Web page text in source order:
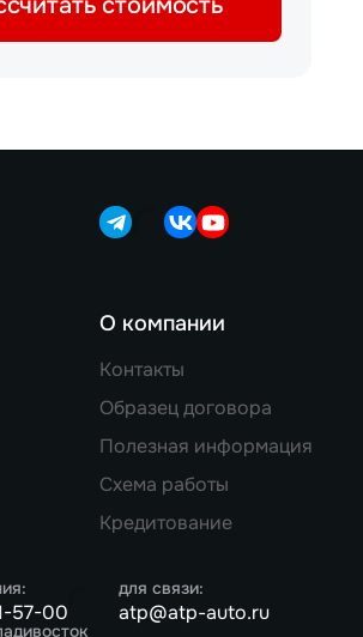
О компании
Контакты
Образец договора
Полезная информация
Схема работы
Кредитование
57-00
для связи:
atp@atp-auto.ru